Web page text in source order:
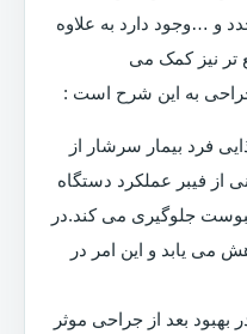
و …وجود دارد به علاوه
تر نیز کمک می
جراحی به این شرح است :
فرد بیمار سرشار از
از فیبر عملکرد دستگاه
جلوگیری می کند.در
می یابد و این امر در
بعد از جراحی موثر